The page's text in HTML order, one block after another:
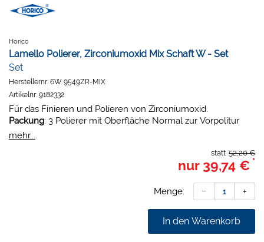
Horico
Lamello Polierer, Zirconiumoxid Mix Schaft W - Set
Set
Herstellernr: 6W 9549ZR-MIX
Artikelnr: 9182332
Für das Finieren und Polieren von Zirconiumoxid.
Packung: 3 Polierer mit Oberfläche Normal zur Vorpolitur
und 3 Polierer mit Oberfläche fein für Hochglanz.
mehr...
52,20 €
statt
nur 39,74 € *
Menge:
In den Warenkorb